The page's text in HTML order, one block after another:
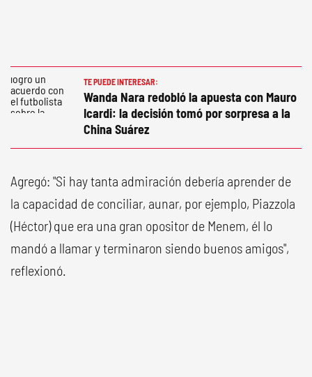
TE PUEDE INTERESAR:
Wanda Nara redobló la apuesta con Mauro
Icardi: la decisión tomó por sorpresa a la
China Suárez
Agregó: "Si hay tanta admiración debería aprender de
la capacidad de conciliar, aunar, por ejemplo, Piazzola
(Héctor) que era una gran opositor de Menem, él lo
mandó a llamar y terminaron siendo buenos amigos",
reflexionó.